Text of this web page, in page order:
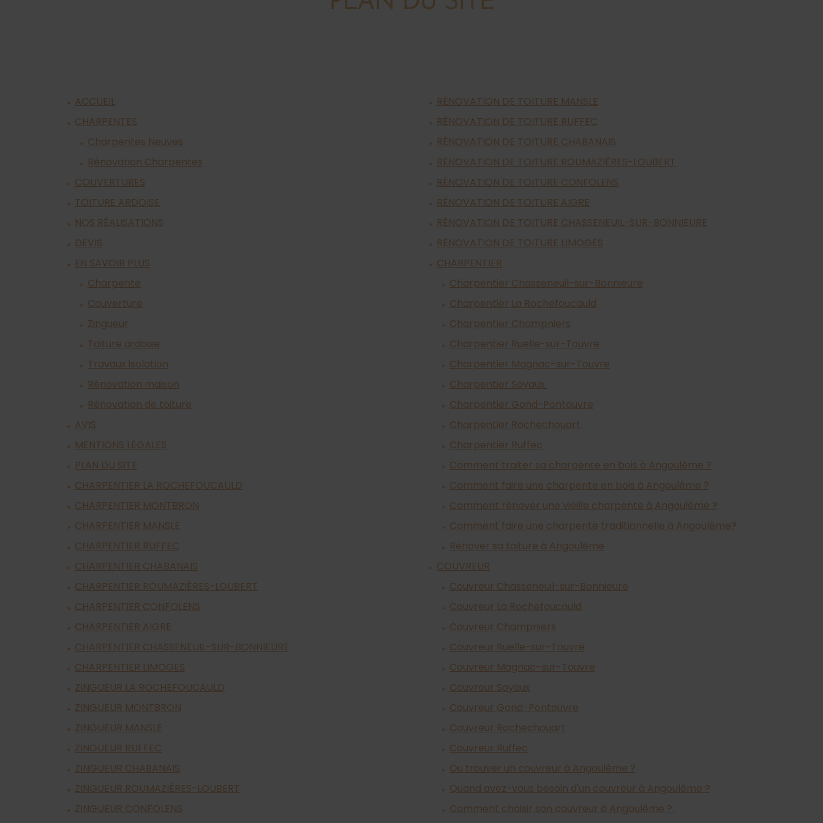
ACCUEIL
CHARPENTES
Charpentes Neuves
Rénovation Charpentes
COUVERTURES
TOITURE ARDOISE
NOS RÉALISATIONS
DEVIS
EN SAVOIR PLUS
Charpente
Couverture
Zingueur
Toiture ardoise
Travaux isolation
Rénovation maison
Rénovation de toiture
AVIS
MENTIONS LÉGALES
PLAN DU SITE
CHARPENTIER LA ROCHEFOUCAULD
CHARPENTIER MONTBRON
CHARPENTIER MANSLE
CHARPENTIER RUFFEC
CHARPENTIER CHABANAIS
CHARPENTIER ROUMAZIÈRES-LOUBERT
CHARPENTIER CONFOLENS
CHARPENTIER AIGRE
CHARPENTIER CHASSENEUIL-SUR-BONNIEURE
CHARPENTIER LIMOGES
ZINGUEUR LA ROCHEFOUCAULD
ZINGUEUR MONTBRON
ZINGUEUR MANSLE
ZINGUEUR RUFFEC
ZINGUEUR CHABANAIS
ZINGUEUR ROUMAZIÈRES-LOUBERT
ZINGUEUR CONFOLENS
RÉNOVATION DE TOITURE MANSLE
RÉNOVATION DE TOITURE RUFFEC
RÉNOVATION DE TOITURE CHABANAIS
RÉNOVATION DE TOITURE ROUMAZIÈRES-LOUBERT
RÉNOVATION DE TOITURE CONFOLENS
RÉNOVATION DE TOITURE AIGRE
RÉNOVATION DE TOITURE CHASSENEUIL-SUR-BONNIEURE
RÉNOVATION DE TOITURE LIMOGES
CHARPENTIER
Charpentier Chasseneuil-sur-Bonnieure
Charpentier La Rochefoucauld
Charpentier Champniers
Charpentier Ruelle-sur-Touvre
Charpentier Magnac-sur-Touvre
Charpentier Soyaux
Charpentier Gond-Pontouvre
Charpentier Rochechouart
Charpentier Ruffec
Comment traiter sa charpente en bois à Angoulême ?
Comment faire une charpente en bois à Angoulême ?
Comment rénover une vieille charpente à Angoulême ?
Comment faire une charpente traditionnelle à Angoulême?
Rénover sa toiture à Angoulême
COUVREUR
Couvreur Chasseneuil-sur-Bonnieure
Couvreur La Rochefoucauld
Couvreur Champniers
Couvreur Ruelle-sur-Touvre
Couvreur Magnac-sur-Touvre
Couvreur Soyaux
Couvreur Gond-Pontouvre
Couvreur Rochechouart
Couvreur Ruffec
Ou trouver un couvreur à Angoulême ?
Quand avez-vous besoin d'un couvreur à Angoulême ?
Comment choisir son couvreur à Angoulême ?